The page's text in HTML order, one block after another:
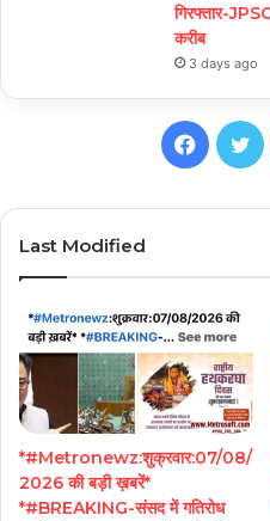
गिरफ्तार-
करीब
3 days ago
Last Modified
*#Metronewz:शुक्रवार:07/08/
2026 की बड़ी ख़बरें*
*#BREAKING-संसद में गतिरोध